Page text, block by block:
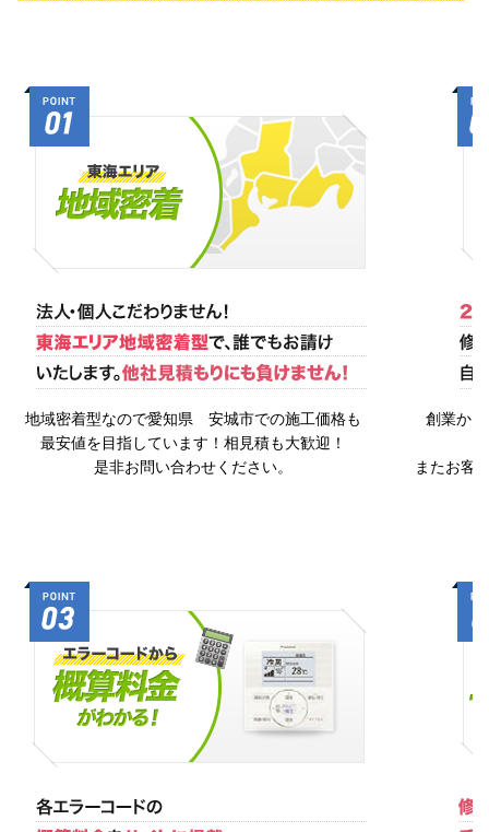
地域密着型なので愛知県 安城市での施工価格も
最安値を目指しています！相見積も大歓迎！
是非お問い合わせください。
創業か
またお客